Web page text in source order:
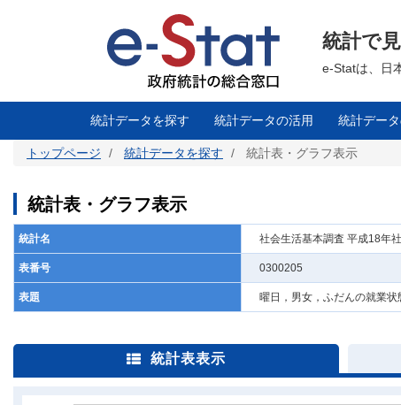
に
統計で
e-Statは、日
統計データを探す 統計データの活用 統計デー
トップページ 統計データを探す 統計表・グラフ表示
統計表・グラフ表示
統計名 社会生活基本調査 平成18年
表番号 0300205
表題 曜日，男女，ふだんの就業
統計表表示